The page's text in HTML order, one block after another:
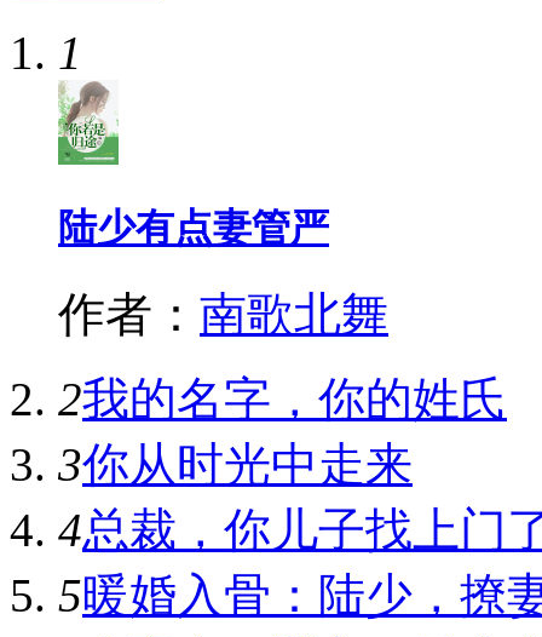
1
陆少有点妻管严
作者： 南歌北舞
2我的名字，你的姓氏
3你从时光中走来
4总裁，你儿子找上门
5暖婚入骨：陆少，撩